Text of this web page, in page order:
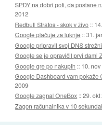
SPDY na dobri poti, da postane
2012
Redbull Stratos - skok v živo ::
Google plačuje za luknje ::31.
Google pripravil svoj DNS
Google se je opravičil prvi dami
Google gre po nakupih :: 10.
Google Dashboard vam pokaže
2009
Google zagnal OneBox ::29. okt
Zagon računalnika v 10